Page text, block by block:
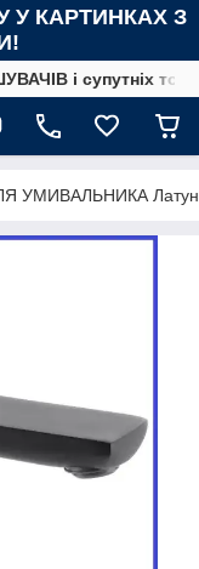
У КАРТИНКАХ З
і супутніх
УМИВАЛЬНИКА